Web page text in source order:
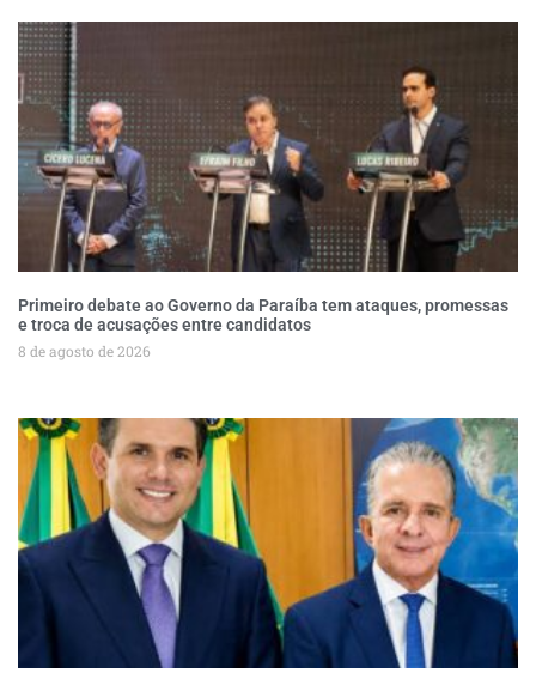
Primeiro debate ao Governo da Paraíba tem ataques, promessas
e troca de acusações entre candidatos
8 de agosto de 2026